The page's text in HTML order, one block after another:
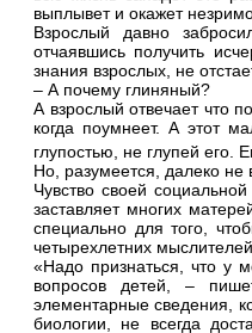
выплывет и окажет
Взрослый давно
отчаявшись получить
знания взрослых, не
– А почему глиняный?
А взрослый отвечает что
когда поумнеет. А этот
глупостью, не глупей его.
Но, разумеется, далеко не
Чувство своей
заставляет многих
специально для того,
четырехлетних мыслителей.
«Надо признаться, что у
вопросов детей, –
элементарные сведения,
биологии, не всегда